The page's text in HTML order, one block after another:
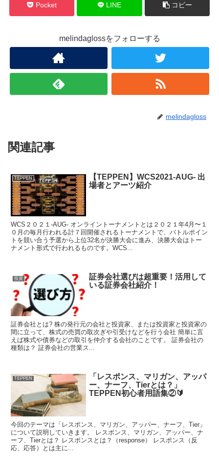
Pocket LINE コピー
melindaglossをフォローする
melindagloss
関連記事
TEPPEN
【TEPPEN】WCS2021-AUG- 出
場者とアーツ紹介
WCS２０２１-AUG- オンライントーナメントとは２０２１年4月〜１
０月の毎月行われる計７回開催されるトーナメントで、バトルポイン
トを競い合う予選から上位32名が決勝大会に進み、決勝大会はトー
ナメント形式で行われるものです。WCS...
投資
証券会社選びは超重要！活用して
いる証券会社紹介！
証券会社とは? 株の発行元の会社と投資家、または投資家と投資家の
間に立って、株式の売買の取次ぎや引受けなどを行う会社 簡単に言
えば株式や債券などの取引を仲介する会社のことです。 証券会社の
種類は？ 証券会社の営業ス...
TEPPEN
「レスポンス、マリガン、アッパ
ー、ナーフ、Tierとは？」
TEPPEN初心者用語集②🔰
今回のテーマは「レスポンス、マリガン、アッパー、ナーフ、Tier」
について説明していきます。 レスポンス、マリガン、アッパー、ナ
ーフ、Tierとは？ レスポンスとは？（response） レスポンス（反
応、応答）とは主に...